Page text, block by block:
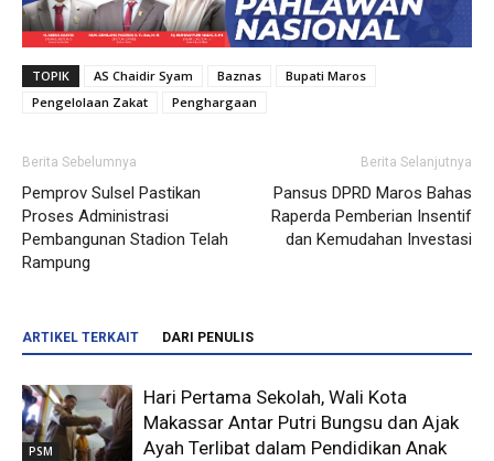
TOPIK AS Chaidir Syam Baznas
Bupati Maros
Pengelolaan Zakat
Penghargaan
Berita Sebelumnya
Pemprov Sulsel Pastikan
Proses Administrasi
Pembangunan Stadion Telah
Rampung
Berita Selanjutnya
Pansus DPRD Maros Bahas
Raperda Pemberian Insentif
dan Kemudahan Investasi
ARTIKEL TERKAIT DARI PENULIS
PSM
Hari Pertama Sekolah, Wali Kota
Makassar Antar Putri Bungsu dan Ajak
Ayah Terlibat dalam Pendidikan Anak